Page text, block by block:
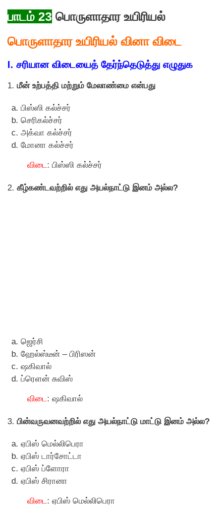
பாடம் 23 பாெருளாதார உயிரியல்
பாெருளாதார உயிரியல் வினா விடை
I. சரியான விடையைத் தேர்ந்தெடுத்து எழுதுக
1. மீன் உற்பத்தி மற்றும் மேலாண்மை என்பது
பிஸ்ஸி கல்ச்சர்
செரிகல்ச்சர்
அக்வா கல்ச்சர்
மோனா கல்ச்சர்
விடை: பிஸ்ஸி கல்ச்சர்
2. கீழ்கண்டவற்றில் எது அயல்நாட்டு இனம் அல்ல?
ஜெர்சி
ஹேல்ஸ்டீன் – பிரிஸன்
ஷகிவால்
ப்ரெளன் சுவிஸ்
விடை: ஷகிவால்
3. பின்வருவனவற்றில் எது அயல்நாட்டு மாட்டு இனம் அல்ல?
ஏபிஸ் மெல்லிபெரா
ஏபிஸ் டார்சோட்டா
ஏபிஸ் ப்ளோரா
ஏபிஸ் சிரானா
விடை: ஏபிஸ் மெல்லிபெரா